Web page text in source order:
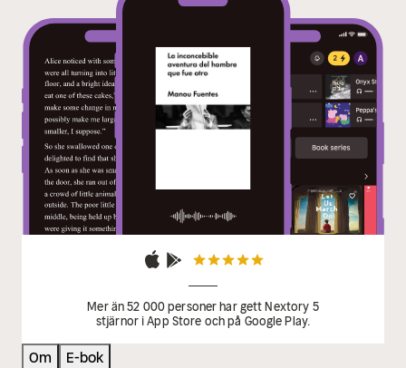
Mer än 52 000 personer har gett Nextory 5
stjärnor i App Store och på Google Play.
Om
E-bok